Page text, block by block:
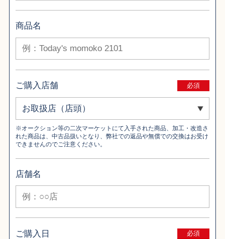
商品名
ご購入店舗 必須
※オークション等の二次マーケットにて入手された商品、加工・改造さ
れた商品は、中古品扱いとなり、弊社での返品や無償での交換はお受け
できませんのでご注意ください。
店舗名
ご購入日 必須